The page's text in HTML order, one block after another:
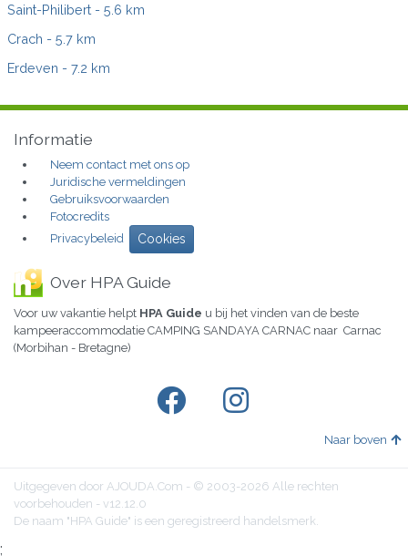
Saint-Philibert - 5.6 km
Crach - 5.7 km
Erdeven - 7.2 km
Informatie
Neem contact met ons op
Juridische vermeldingen
Gebruiksvoorwaarden
Fotocredits
Privacybeleid
Cookies
Over HPA Guide
Voor uw vakantie helpt HPA Guide u bij het vinden van de beste
kampeeraccommodatie CAMPING SANDAYA CARNAC naar Carnac
(Morbihan - Bretagne)
Naar boven
Uitgegeven door AJOUDA.Com - © 2003-2026 Alle rechten
voorbehouden - v12.12.0
De naam "HPA Guide" is een geregistreerd handelsmerk.
;